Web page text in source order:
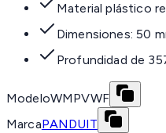
Material plástico
Dimensiones: 50
Profundidad de
ModeloWMPVWF
MarcaPANDUIT